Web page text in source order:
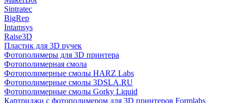
Sintratec
BigRep
Intamsys
Raise3D
Пластик для 3D ручек
Фотополимеры для 3D принтера
Фотополимерная смола
Фотополимерные смолы HARZ Labs
Фотополимерные смолы 3DSLA.RU
Фотополимерные смолы Gorky Liquid
Картриджи с фотополимером для 3D принтеров Formlabs